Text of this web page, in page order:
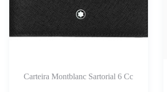
Carteira Montblanc Sartorial 6 Cc